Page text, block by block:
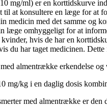
mg/ml) er en korttidskurve
til at konsultere en læge for at
medicin med det samme og
læge omhyggeligt for at
hvis de har en
du har taget medicinen.
almentrække erkendelse
mg/kg i en daglig dosis
med almentrække er